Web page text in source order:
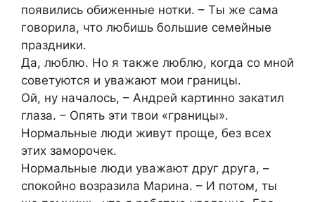
появились обиженные нотки. – Ты же сама
говорила, что любишь большие семейные
праздники.
Да, люблю. Но я также люблю, когда со мной
советуются и уважают мои границы.
Ой, ну началось, – Андрей картинно закатил
глаза. – Опять эти твои «границы».
Нормальные люди живут проще, без всех
этих заморочек.
Нормальные люди уважают друг друга, –
спокойно возразила Марина. – И потом, ты